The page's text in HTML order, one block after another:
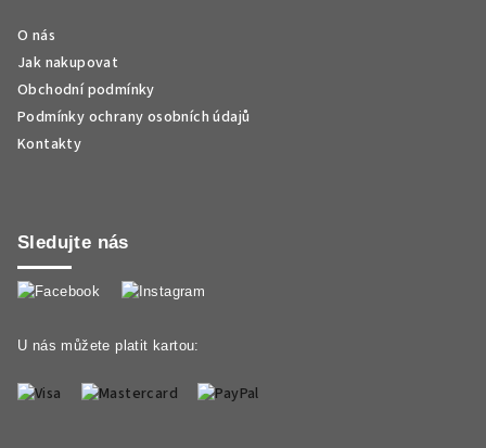
O nás
Jak nakupovat
Obchodní podmínky
Podmínky ochrany osobních údajů
Kontakty
Sledujte nás
U nás můžete platit kartou: